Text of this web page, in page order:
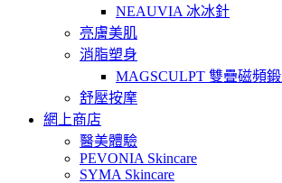
NEAUVIA 冰冰針
亮膚美肌
消脂塑身
MAGSCULPT 雙疊磁頻
舒壓按摩
網上商店
醫美體驗
PEVONIA Skincare
SYMA Skincare